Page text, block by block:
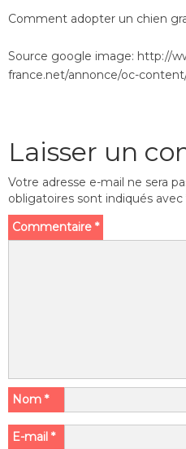
Comment adopter un chien
Source google image: http://
france.net/annonce/oc-
Laisser un
Votre adresse e-mail ne sera
obligatoires sont indiqués avec
Commentaire *
Nom *
E-mail *